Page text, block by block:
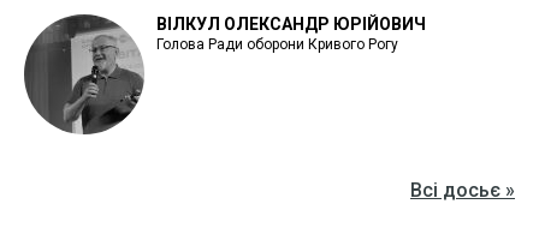
ВІЛКУЛ ОЛЕКСАНДР ЮРІЙОВИЧ
Голова Ради оборони Кривого Рогу
Всі досьє »